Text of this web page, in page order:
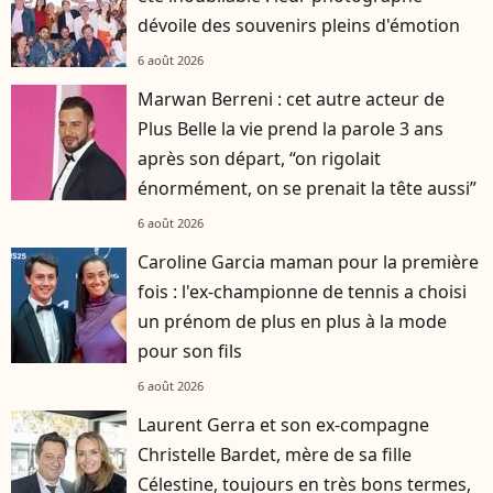
dévoile des souvenirs pleins d'émotion
6 août 2026
Marwan Berreni : cet autre acteur de
Plus Belle la vie prend la parole 3 ans
après son départ, “on rigolait
énormément, on se prenait la tête aussi”
6 août 2026
Caroline Garcia maman pour la première
fois : l'ex-championne de tennis a choisi
un prénom de plus en plus à la mode
pour son fils
6 août 2026
Laurent Gerra et son ex-compagne
Christelle Bardet, mère de sa fille
Célestine, toujours en très bons termes,